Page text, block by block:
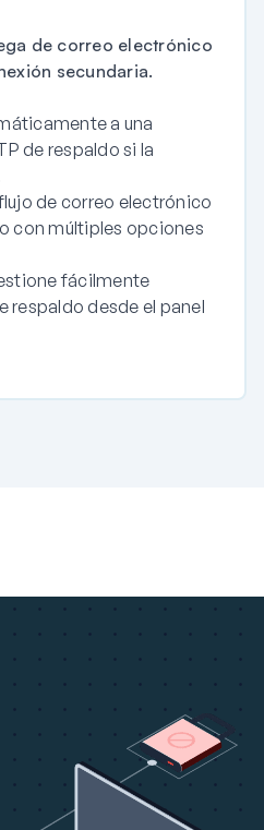
de correo electrónico
secundaria.
a una
de respaldo si la
de correo electrónico
con múltiples opciones
fácilmente
respaldo desde el panel